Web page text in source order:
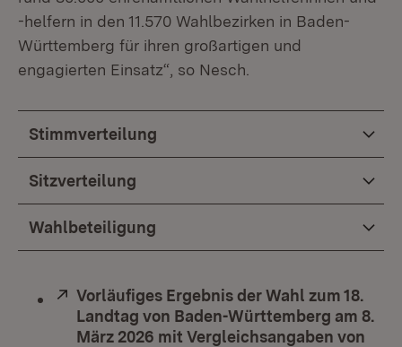
-helfern in den 11.570 Wahlbezirken in Baden-
Württemberg für ihren großartigen und
engagierten Einsatz“, so Nesch.
Stimmverteilung
Sitzverteilung
Wahlbeteiligung
Extern:
Vorläufiges Ergebnis der Wahl zum 18.
Landtag von Baden-Württemberg am 8.
März 2026 mit Vergleichsangaben von